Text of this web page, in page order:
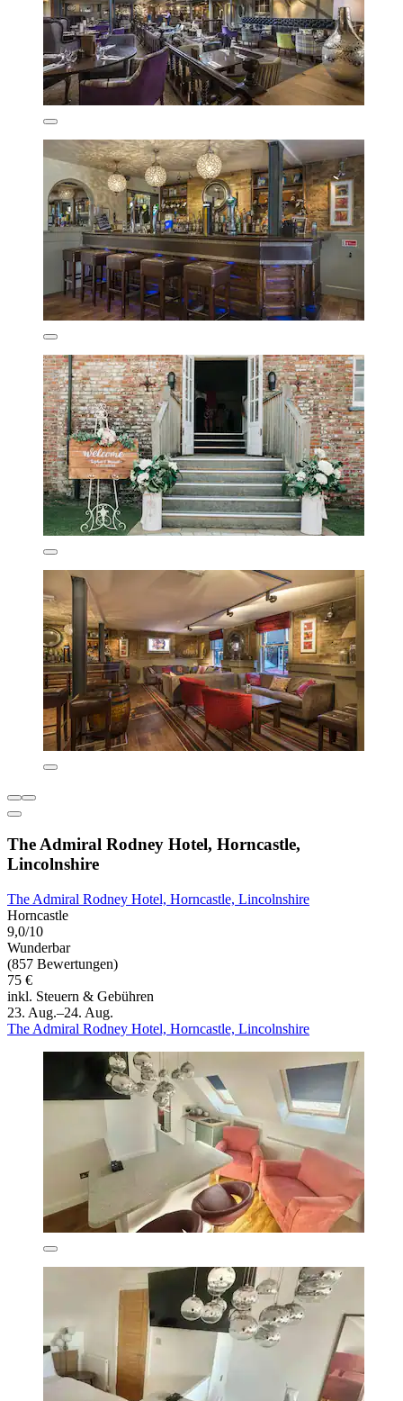
The Admiral Rodney Hotel, Horncastle,
Lincolnshire
The Admiral Rodney Hotel, Horncastle, Lincolnshire
Horncastle
9,0/10
Wunderbar
(857 Bewertungen)
75 €
inkl. Steuern & Gebühren
23. Aug.–24. Aug.
The Admiral Rodney Hotel, Horncastle, Lincolnshire